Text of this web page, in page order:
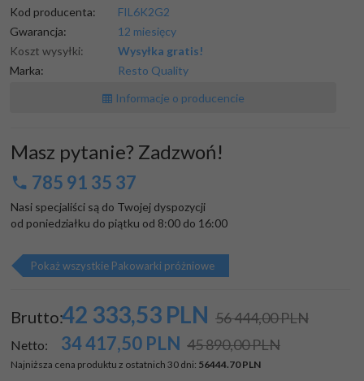
Kod producenta:
FIL6K2G2
Gwarancja:
12 miesięcy
Koszt wysyłki:
Wysyłka gratis!
Marka:
Resto Quality
Informacje o producencie
Masz pytanie? Zadzwoń!
785 91 35 37
Nasi specjaliści są do Twojej dyspozycji
od poniedziałku do piątku od 8:00 do 16:00
Pokaż wszystkie Pakowarki próżniowe
Brutto:42 333,53 PLN 56 444,00 PLN
Netto: 34 417,50 PLN 45 890,00 PLN
Najniższa cena produktu z ostatnich 30 dni: 56444.70 PLN